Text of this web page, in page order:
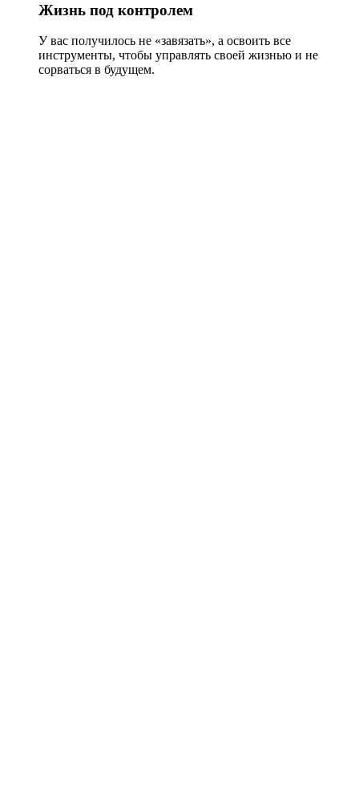
Жизнь под контролем
У вас получилось не «завязать», а освоить все
инструменты, чтобы управлять своей жизнью и не
сорваться в будущем.